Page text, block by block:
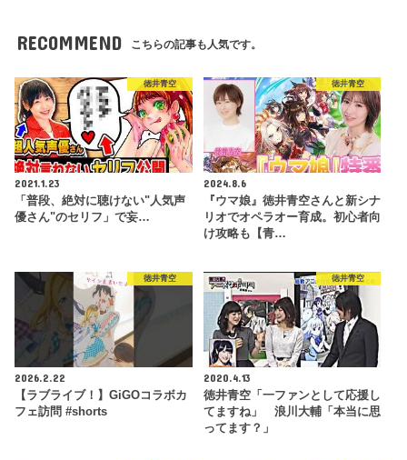
RECOMMEND こちらの記事も人気です。
徳井青空
2021.1.23
「普段、絶対に聴けない"人気声
優さん"のセリフ」で妄…
徳井青空
2024.8.6
『ウマ娘』徳井青空さんと新シナ
リオでオペラオー育成。初心者向
け攻略も【青…
徳井青空
2026.2.22
【ラブライブ！】GiGOコラボカ
フェ訪問 #shorts
徳井青空
2020.4.13
徳井青空「一ファンとして応援し
てますね」 浪川大輔「本当に思
ってます？」